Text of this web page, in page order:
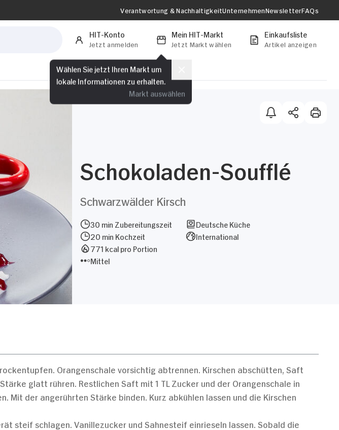
Verantwortung & NachhaltigkeitUnternehmenNewsletterFAQs
HIT-Konto
Jetzt anmelden
Mein HIT-Markt
Jetzt Markt wählen
Wählen Sie jetzt Ihren Markt um
lokale Informationen zu erhalten.
Markt auswählen
Einkaufsliste
Artikel anzeigen
Schokoladen-Soufflé
Schwarzwälder Kirsch
30 min Zubereitungszeit
20 min Kochzeit
771 kcal pro Portion
Mittel
Deutsche Küche
International
Orangenschale vorsichtig abtrennen. Kirschen abschütten, Saft
glatt rühren. Restlichen Saft mit 1 TL Zucker und der Orangenschale in
Mit der angerührten Stärke binden. Kurz abkühlen lassen und die Kirschen
steif schlagen. Vanillezucker und Sahnesteif einrieseln lassen. Sobald die